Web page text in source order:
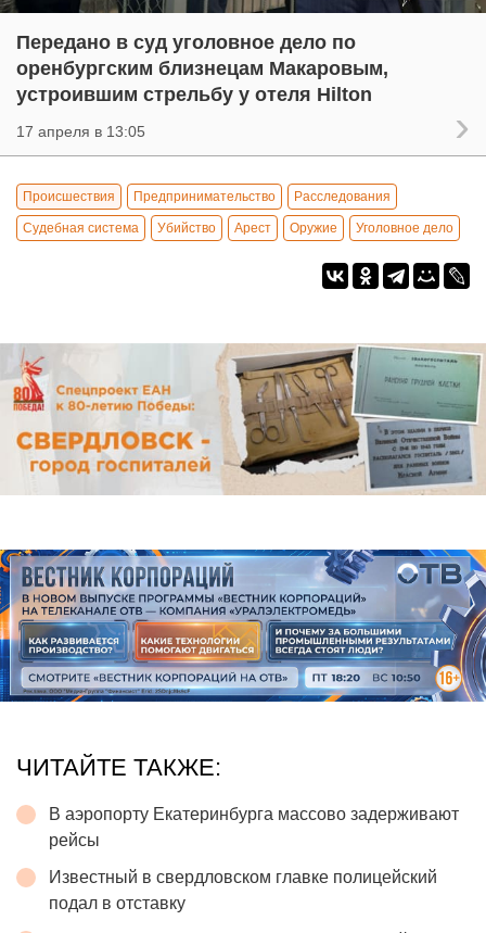
Передано в суд уголовное дело по
оренбургским близнецам Макаровым,
устроившим стрельбу у отеля Hilton
17 апреля в 13:05
Происшествия Предпринимательство Расследования
Судебная система Убийство Арест Оружие Уголовное дело
ЧИТАЙТЕ ТАКЖЕ:
В аэропорту Екатеринбурга массово задерживают
рейсы
Известный в свердловском главке полицейский
подал в отставку